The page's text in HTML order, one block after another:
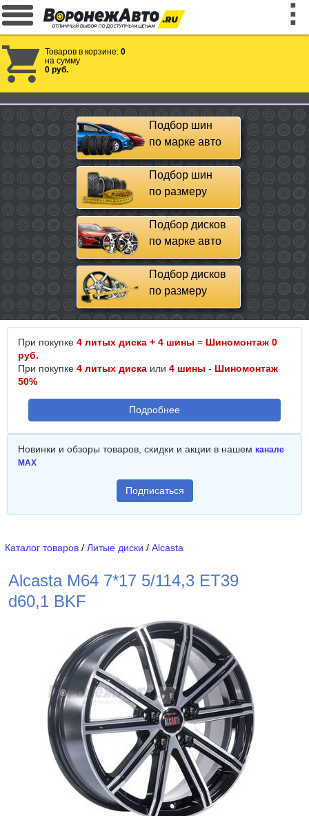
Товаров в корзине: 0
на сумму
0 руб.
Подбор шин
по марке авто
Подбор шин
по размеру
Подбор дисков
по марке авто
Подбор дисков
по размеру
При покупке 4 литых диска + 4 шины = Шиномонтаж 0
руб.
При покупке 4 литых диска или 4 шины - Шиномонтаж
50%
Подробнее
Новинки и обзоры товаров, скидки и акции в нашем канале
MAX
Подписаться
Каталог товаров / Литые диски / Alcasta
Alcasta M64 7*17 5/114,3 ET39
d60,1 BKF